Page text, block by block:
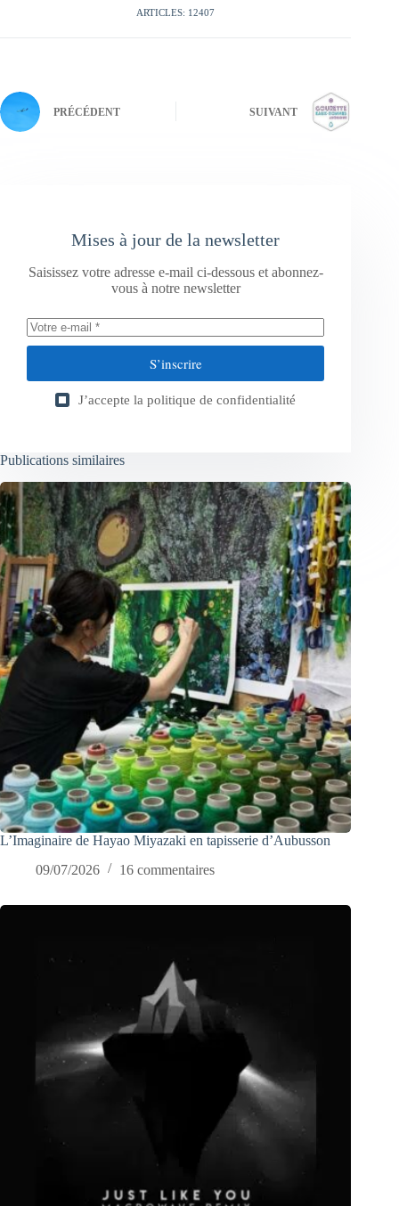
ARTICLES: 12407
PRÉCÉDENT SUIVANT
Mises à jour de la newsletter
Saisissez votre adresse e-mail ci-dessous et abonnez-
vous à notre newsletter
S’inscrire
J’accepte la politique de confidentialité
Publications similaires
L’Imaginaire de Hayao Miyazaki en tapisserie d’Aubusson
09/07/2026
16 commentaires